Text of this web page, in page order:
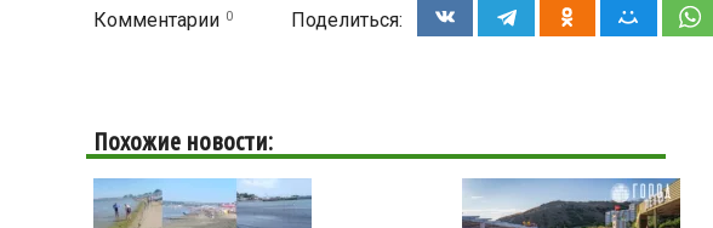
Комментарии 0 Поделиться:
Похожие новости: